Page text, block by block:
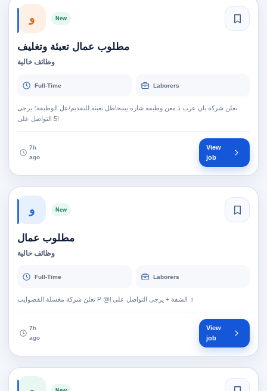
و New
مطلوب عمال تعبئة وتغليف
وظائف خالية
Full-Time Laborers
تعلن شركة بان عرب ذ.معن وظيفة شارة ييتىحاطل تعبثة.للتقديم/عل الوظيفة؛ يرجى
7h
ago
View
job
و New
مطلوب عمال
وظائف خالية
Full-Time Laborers
7h
ago
View
job